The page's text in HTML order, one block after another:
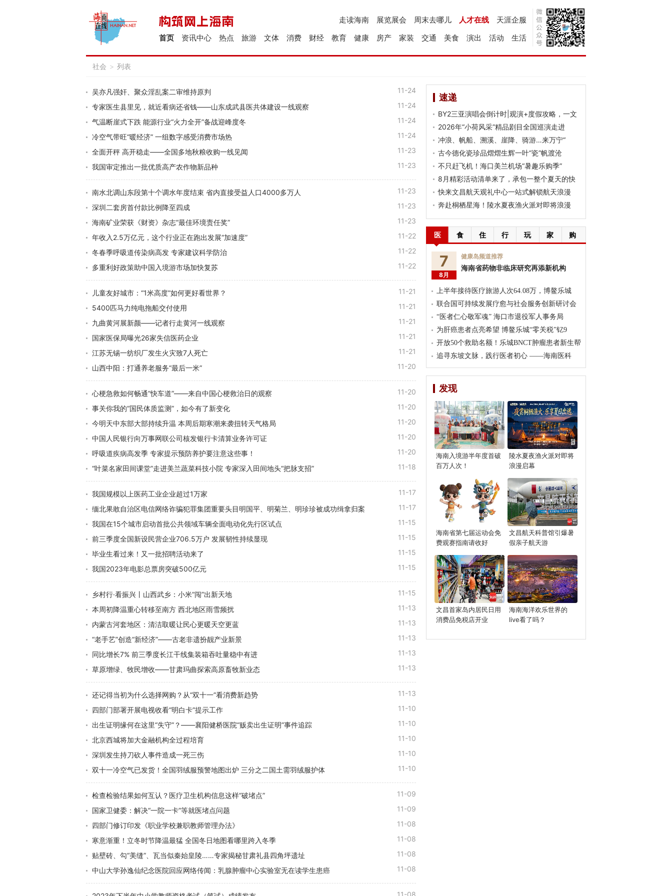
天涯企服
人才在线
周末去哪儿
展览展会
走读海南
生活
活动
演出
美食
交通
家装
房产
健康
教育
财经
消费
文体
旅游
热点
资讯中心
首页
社会 > 列表
吴亦凡强奸、聚众淫乱案二审维持原判
11-24
专家医生县里见，就近看病还省钱——山东成武县医共体建设一线观察
11-24
气温断崖式下跌 能源行业“火力全开”备战迎峰度冬
11-24
冷空气带旺“暖经济” 一组数字感受消费市场热
11-24
全面开秤 高开稳走——全国多地秋粮收购一线见闻
11-23
我国审定推出一批优质高产农作物新品种
11-23
南水北调山东段第十个调水年度结束 省内直接受益人口4000多万人
11-23
深圳二套房首付款比例降至四成
11-23
海南矿业荣获《财资》杂志“最佳环境责任奖”
11-23
年收入2.5万亿元，这个行业正在跑出发展“加速度”
11-22
冬春季呼吸道传染病高发 专家建议科学防治
11-22
多重利好政策助中国入境游市场加快复苏
11-22
儿童友好城市：“1米高度”如何更好看世界？
11-21
5400匹马力纯电拖船交付使用
11-21
九曲黄河展新颜——记者行走黄河一线观察
11-21
国家医保局曝光26家失信医药企业
11-21
江苏无锡一纺织厂发生火灾致7人死亡
11-21
山西中阳：打通养老服务“最后一米”
11-20
心梗急救如何畅通“快车道”——来自中国心梗救治日的观察
11-20
事关你我的“国民体质监测”，如今有了新变化
11-20
今明天中东部大部持续升温 本周后期寒潮来袭扭转天气格局
11-20
中国人民银行向万事网联公司核发银行卡清算业务许可证
11-20
呼吸道疾病高发季 专家提示预防养护要注意这些事！
11-20
“叶菜名家田间课堂”走进美兰蔬菜科技小院 专家深入田间地头“把脉支招”
11-18
我国规模以上医药工业企业超过1万家
11-17
缅北果敢自治区电信网络诈骗犯罪集团重要头目明国平、明菊兰、明珍珍被成功缉拿归案
11-17
我国在15个城市启动首批公共领域车辆全面电动化先行区试点
11-15
前三季度全国新设民营企业706.5万户 发展韧性持续显现
11-15
毕业生看过来！又一批招聘活动来了
11-15
我国2023年电影总票房突破500亿元
11-15
乡村行·看振兴丨山西武乡：小米“闯”出新天地
11-15
本周初降温重心转移至南方 西北地区雨雪频扰
11-13
内蒙古河套地区：清洁取暖让民心更暖天空更蓝
11-13
“老手艺”创造“新经济”——古老非遗扮靓产业新景
11-13
同比增长7% 前三季度长江干线集装箱吞吐量稳中有进
11-13
草原增绿、牧民增收——甘肃玛曲探索高原畜牧新业态
11-13
还记得当初为什么选择网购？从“双十一”看消费新趋势
11-13
四部门部署开展电视收看“明白卡”提示工作
11-10
出生证明缘何在这里“失守”？——襄阳健桥医院“贩卖出生证明”事件追踪
11-10
北京西城将加大金融机构全过程培育
11-10
深圳发生持刀砍人事件造成一死三伤
11-10
双十一冷空气已发货！全国羽绒服预警地图出炉 三分之二国土需羽绒服护体
11-10
检查检验结果如何互认？医疗卫生机构信息这样“破堵点”
11-09
国家卫健委：解决“一院一卡”等就医堵点问题
11-09
四部门修订印发《职业学校兼职教师管理办法》
11-08
寒意渐重！立冬时节降温最猛 全国冬日地图看哪里跨入冬季
11-08
贴壁砖、勾“美缝”、瓦当似秦始皇陵……专家揭秘甘肃礼县四角坪遗址
11-08
中山大学孙逸仙纪念医院回应网络传闻：乳腺肿瘤中心实验室无在读学生患癌
11-08
11-08
速递
BY2三亚演唱会倒计时|观演+度假攻略，一文
2026年“小荷风采”精品剧目全国巡演走进
冲浪、帆船、溯溪、崖降、骑游…来万宁“
古今德化瓷珍品熠熠生辉一叶“瓷”帆渡沧
不只赶飞机！海口美兰机场“暑趣乐购季”
8月精彩活动清单来了，承包一整个夏天的快
快来文昌航天观礼中心一站式解锁航天浪漫
奔赴桐栖星海！陵水夏夜渔火派对即将浪漫
医 食 住 行 玩 家 购
7
8月
健康岛频道推荐
海南省药物非临床研究再添新机构
上半年接待医疗旅游人次64.08万，博鳌乐城
联合国可持续发展疗愈与社会服务创新研讨会
“医者仁心敬军魂” 海口市退役军人事务局
为肝癌患者点亮希望 博鳌乐城“零关税”钇9
开放50个救助名额！乐城BNCT肿瘤患者新生帮
追寻东坡文脉，践行医者初心 ——海南医科
发现
海南入境游半年度首破
百万人次！
陵水夏夜渔火派对即将
浪漫启幕
海南省第七届运动会免
费观赛指南请收好
文昌航天科普馆引爆暑
假亲子航天游
文昌首家岛内居民日用
消费品免税店开业
海南海洋欢乐世界的
live看了吗？